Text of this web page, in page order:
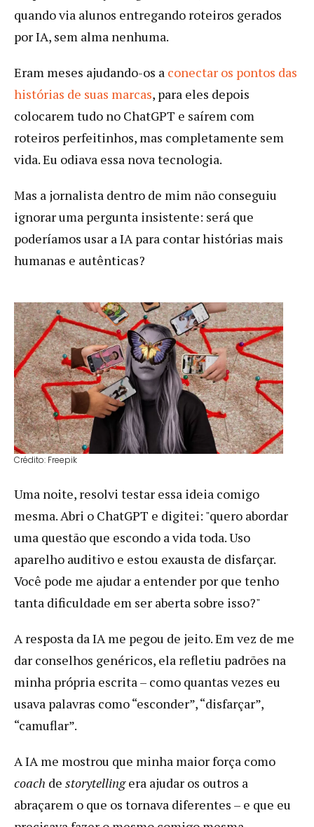
quando via alunos entregando roteiros gerados
por IA, sem alma nenhuma.
Eram meses ajudando-os a conectar os pontos das
histórias de suas marcas, para eles depois
colocarem tudo no ChatGPT e saírem com
roteiros perfeitinhos, mas completamente sem
vida. Eu odiava essa nova tecnologia.
Mas a jornalista dentro de mim não conseguiu
ignorar uma pergunta insistente: será que
poderíamos usar a IA para contar histórias mais
humanas e autênticas?
Crédito: Freepik
Uma noite, resolvi testar essa ideia comigo
mesma. Abri o ChatGPT e digitei: "quero abordar
uma questão que escondo a vida toda. Uso
aparelho auditivo e estou exausta de disfarçar.
Você pode me ajudar a entender por que tenho
tanta dificuldade em ser aberta sobre isso?"
A resposta da IA me pegou de jeito. Em vez de me
dar conselhos genéricos, ela refletiu padrões na
minha própria escrita – como quantas vezes eu
usava palavras como “esconder”, “disfarçar”,
“camuflar”.
A IA me mostrou que minha maior força como
coach de storytellingera ajudar os outros a
abraçarem o que os tornava diferentes – e que eu